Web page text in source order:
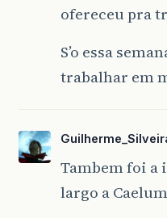
ofereceu pra
S’o essa
trabalhar em
Tambem foi a
largo a